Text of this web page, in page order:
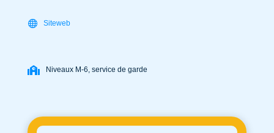
Siteweb
Niveaux M-6, service de garde